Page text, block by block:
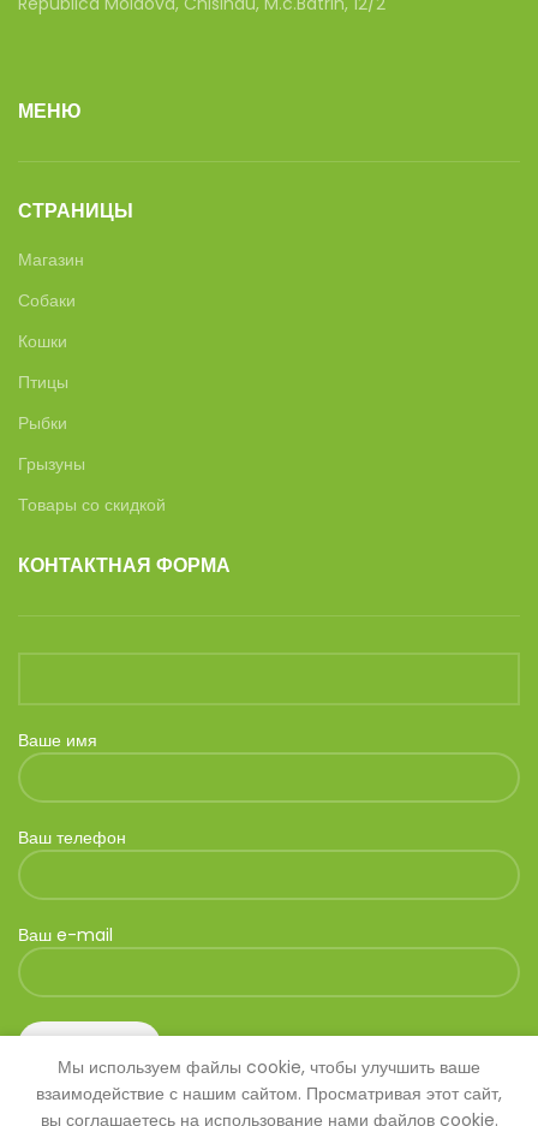
МЕНЮ
СТРАНИЦЫ
Магазин
Собаки
Кошки
Птицы
Рыбки
Грызуны
Товары со скидкой
КОНТАКТНАЯ ФОРМА
Ваше имя
Ваш телефон
Ваш e-mail
Мы используем файлы cookie, чтобы улучшить ваше
взаимодействие с нашим сайтом. Просматривая этот сайт,
вы соглашаетесь на использование нами файлов cookie.